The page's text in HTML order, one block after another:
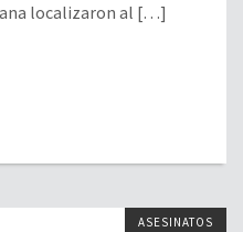
localizaron al […]
ASESINATOS